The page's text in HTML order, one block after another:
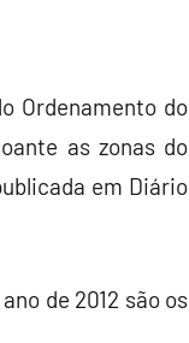
Ordenamento do
as zonas do
em Diário
de 2012 são os